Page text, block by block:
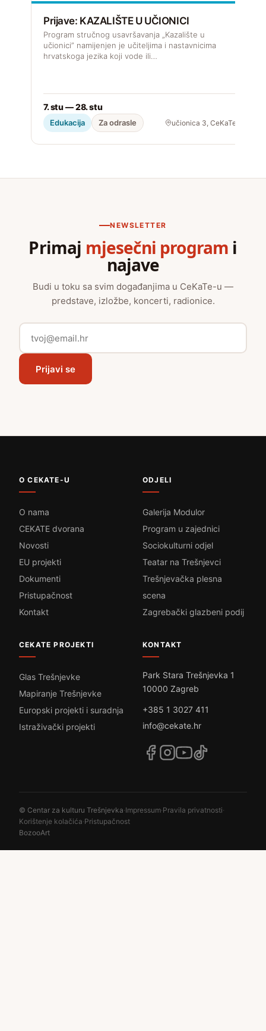
Prijave: KAZALIŠTE U UČIONICI
Program stručnog usavršavanja „Kazalište u
učionici” namijenjen je učiteljima i nastavnicima
hrvatskoga jezika koji vode ili…
7. stu — 28. stu
Edukacija Za odrasle učionica 3, CeKaTe
NEWSLETTER
Primaj mjesečni program i
najave
Budi u toku sa svim događanjima u CeKaTe-u —
predstave, izložbe, koncerti, radionice.
Prijavi se
O CEKATE-U
O nama
CEKATE dvorana
Novosti
EU projekti
Dokumenti
Pristupačnost
Kontakt
ODJELI
Galerija Modulor
Program u zajednici
Sociokulturni odjel
Teatar na Trešnjevci
Trešnjevačka plesna
scena
Zagrebački glazbeni podij
CEKATE PROJEKTI
Glas Trešnjevke
Mapiranje Trešnjevke
Europski projekti i suradnja
Istraživački projekti
KONTAKT
Park Stara Trešnjevka 1
10000 Zagreb
+385 1 3027 411
info@cekate.hr
© Centar za kulturu Trešnjevka·Impressum·Pravila privatnosti·
Korištenje kolačića·Pristupačnost
BozooArt